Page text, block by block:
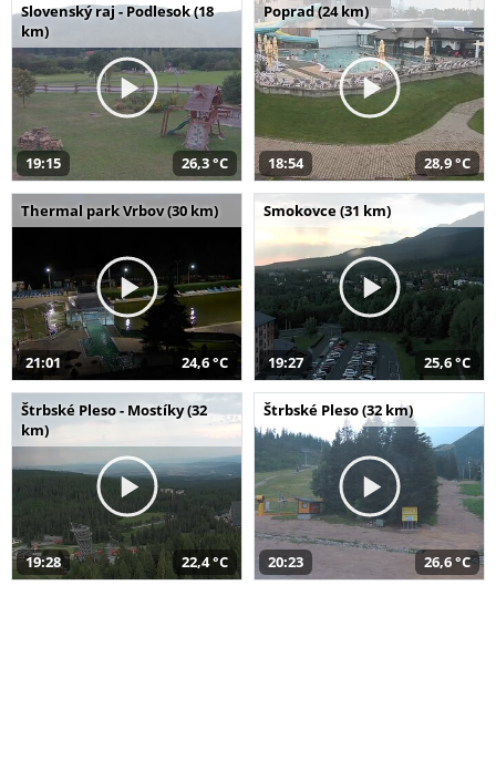
Slovenský raj - Podlesok (18
km)
19:15 26,3 °C
Poprad (24 km)
18:54 28,9 °C
Thermal park Vrbov (30 km)
21:01 24,6 °C
Smokovce (31 km)
19:27 25,6 °C
Štrbské Pleso - Mostíky (32
km)
19:28 22,4 °C
Štrbské Pleso (32 km)
20:23 26,6 °C